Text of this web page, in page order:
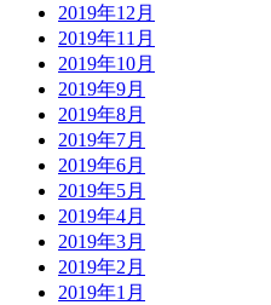
2019年12月
2019年11月
2019年10月
2019年9月
2019年8月
2019年7月
2019年6月
2019年5月
2019年4月
2019年3月
2019年2月
2019年1月